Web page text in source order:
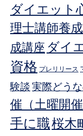
ダイエット
理士講師養
成講座 ダイ
資格 プレリリース
験談実際どう
催（土曜開催
手に職桜木